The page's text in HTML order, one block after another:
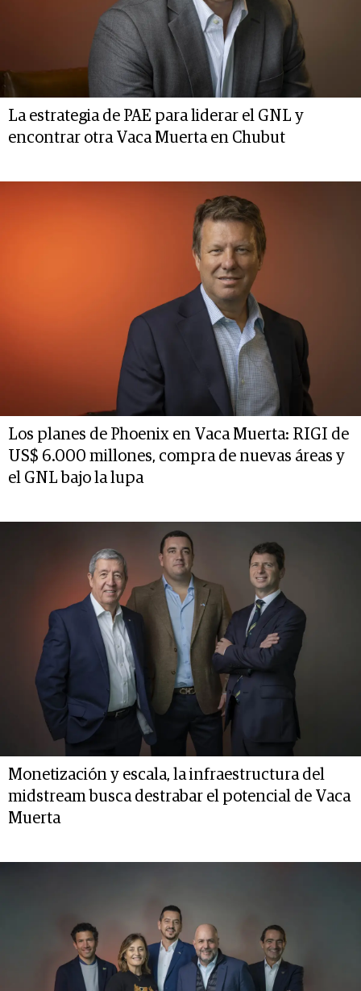
La estrategia de PAE para liderar el GNL y
encontrar otra Vaca Muerta en Chubut
Los planes de Phoenix en Vaca Muerta: RIGI de
US$ 6.000 millones, compra de nuevas áreas y
el GNL bajo la lupa
Monetización y escala, la infraestructura del
midstream busca destrabar el potencial de Vaca
Muerta